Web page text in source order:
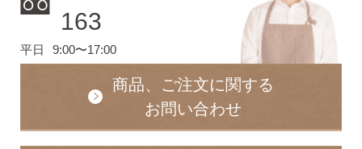
インスタライブで紹介したピアス
なでしこピアスの使いやすい所や
163
平日 9:00〜17:00
商品、ご注文に関する
お問い合わせ